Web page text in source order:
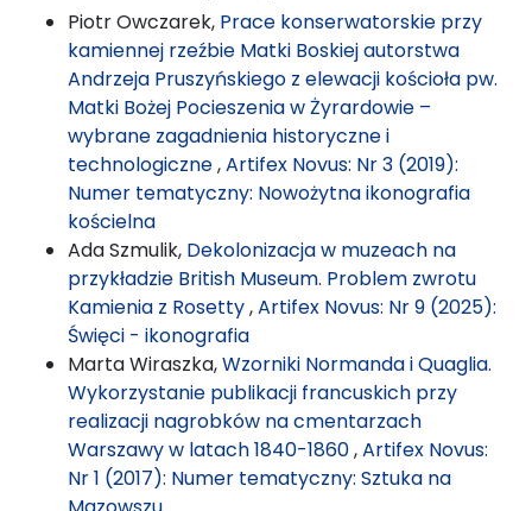
Piotr Owczarek, Prace konserwatorskie przy
kamiennej rzeźbie Matki Boskiej autorstwa
Andrzeja Pruszyńskiego z elewacji kościoła pw.
Matki Bożej Pocieszenia w Żyrardowie –
wybrane zagadnienia historyczne i
technologiczne,Artifex Novus: Nr 3 (2019):
Numer tematyczny: Nowożytna ikonografia
kościelna
Ada Szmulik, Dekolonizacja w muzeach na
przykładzie British Museum. Problem zwrotu
Kamienia z Rosetty,Artifex Novus: Nr 9 (2025):
Święci - ikonografia
Marta Wiraszka,Wzorniki Normanda i Quaglia.
Wykorzystanie publikacji francuskich przy
realizacji nagrobków na cmentarzach
Warszawy w latach 1840-1860,Artifex Novus:
Nr 1 (2017): Numer tematyczny: Sztuka na